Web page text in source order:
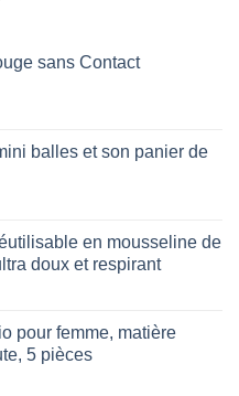
sans Contact
balles et son panier de
en mousseline de
doux et respirant
pour femme, matière
5 pièces